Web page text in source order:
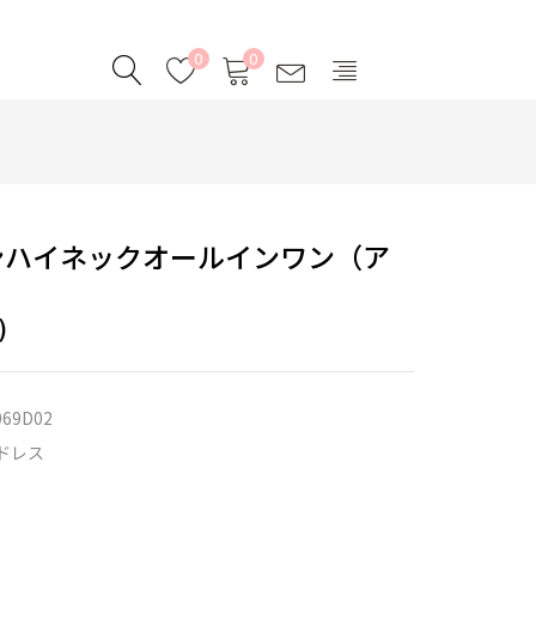
0 0
イネックオールインワン（ア
レス